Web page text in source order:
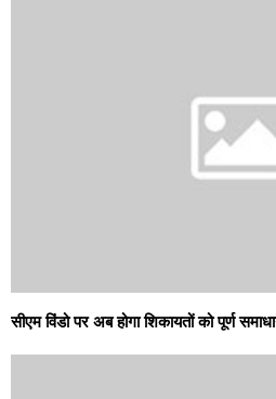
सीएम विंडो पर अब होगा शिकायतों को पूर्ण